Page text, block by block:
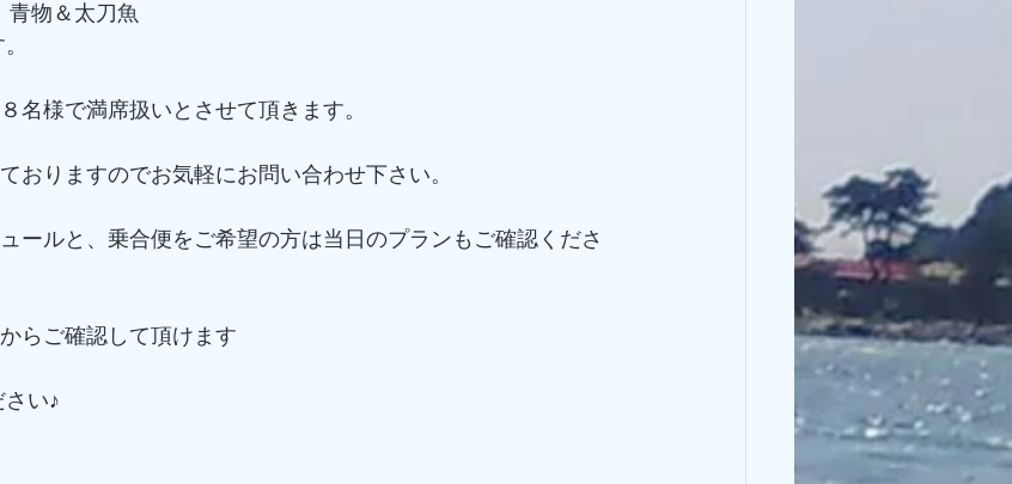
青物＆太刀魚
名様で満席扱いとさせて頂きます。
おりますのでお気軽にお問い合わせ下さい。
ールと、乗合便をご希望の方は当日のプランもご確認くださ
らご確認して頂けます
い♪